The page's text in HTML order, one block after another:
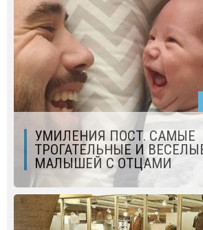
УМИЛЕНИЯ ПОСТ. САМЫЕ
ТРОГАТЕЛЬНЫЕ И
МАЛЫШЕЙ С ОТЦАМИ